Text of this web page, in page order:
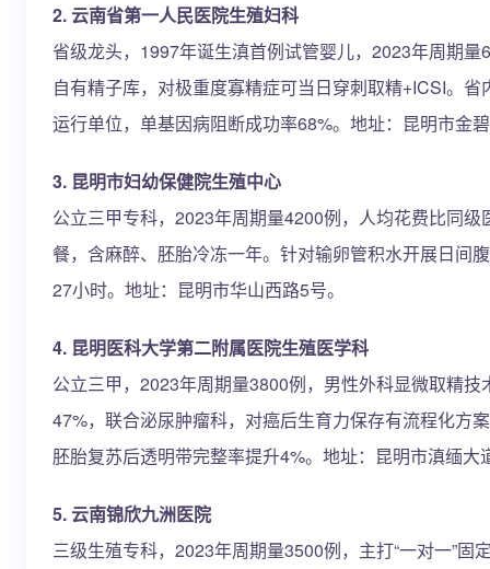
2. 云南省第一人民医院生殖妇科
省级龙头，1997年诞生滇首例试管婴儿，2023年周期
自有精子库，对极重度寡精症可当日穿刺取精+ICSI。
运行单位，单基因病阻断成功率68%。地址：昆明市金
3. 昆明市妇幼保健院生殖中心
公立三甲专科，2023年周期量4200例，人均花费比同级
餐，含麻醉、胚胎冷冻一年。针对输卵管积水开展日间
27小时。地址：昆明市华山西路5号。
4. 昆明医科大学第二附属医院生殖医学科
公立三甲，2023年周期量3800例，男性外科显微取精
47%，联合泌尿肿瘤科，对癌后生育力保存有流程化方
胚胎复苏后透明带完整率提升4%。地址：昆明市滇缅大
5. 云南锦欣九洲医院
三级生殖专科，2023年周期量3500例，主打“一对一”固